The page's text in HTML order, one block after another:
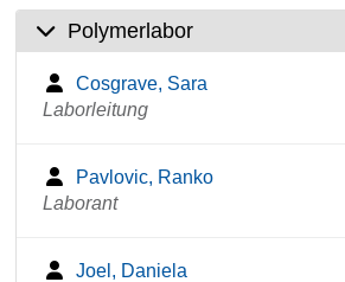
Polymerlabor
Cosgrave, Sara
Laborleitung
Pavlovic, Ranko
Laborant
Joel, Daniela